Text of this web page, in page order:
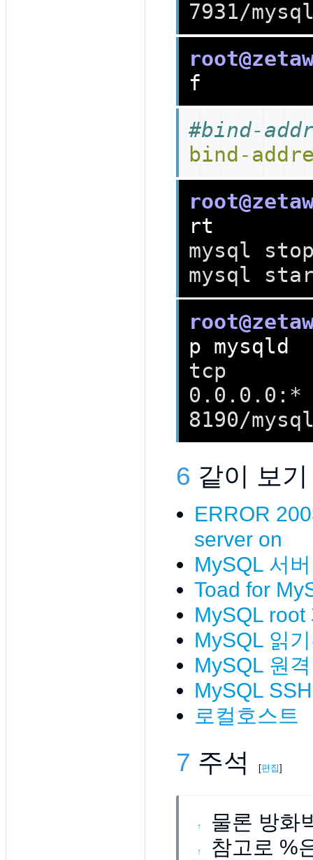
7931/
#bind-
bind-
mysql
mysql
tcp
8190/
6 같이 보기
ERROR
server on
MySQL 서
Toad for
MySQL root
MySQL 읽
MySQL 원
MySQL
로컬호스트
7 주석 [편집]
↑ 물론 방화
↑
참고로 %